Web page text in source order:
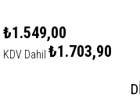
₺1.549,00
KDV Dahil ₺1.703,90